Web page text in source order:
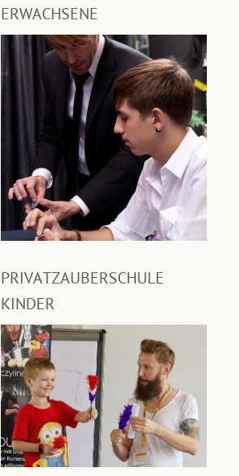
ERWACHSENE
PRIVATZAUBERSCHULE
KINDER